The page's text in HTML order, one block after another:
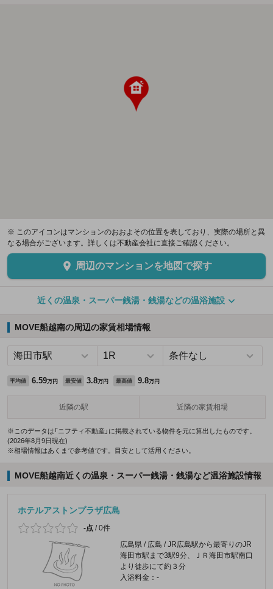
※ このアイコンはマンションのおおよその位置を表しており、実際の場所と異
なる場合がございます。詳しくは不動産会社に直接ご確認ください。
周辺のマンションを地図で探す
近くの温泉・スーパー銭湯・銭湯などの温浴施設
MOVE船越南の周辺の家賃相場情報
平均値 6.59万円 最安値 3.8万円 最高値 9.8万円
近隣の駅 近隣の家賃相場
※このデータは「ニフティ不動産」に掲載されている物件を元に算出したものです。
(2026年8月9日現在)
※相場情報はあくまで参考値です。目安として活用ください。
MOVE船越南近くの温泉・スーパー銭湯・銭湯など温浴施設情報
ホテルアストンプラザ広島
-点 /0件
広島県 / 広島 / JR広島駅から最寄りのJR
海田市駅まで3駅9分、ＪＲ海田市駅南口
より徒歩にて約３分
入浴料金：-